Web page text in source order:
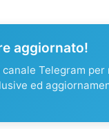
aggiornato!
Telegram
ed